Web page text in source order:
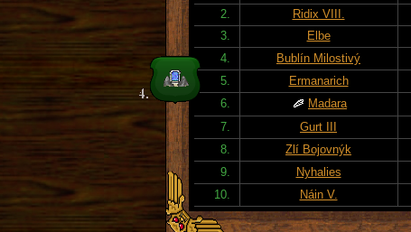
2.
Ridix VIII.
3.
Elbe
4.
Bublín Milostivý
5.
Ermanarich
6.
Madara
7.
Gurt III
8.
Zlí Bojovnýk
9.
Nyhalies
10.
Náin V.